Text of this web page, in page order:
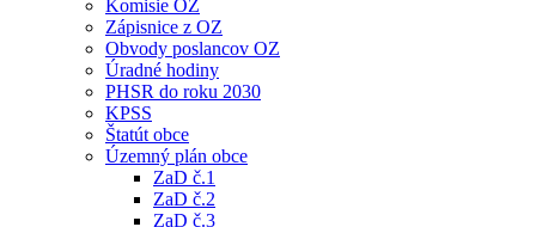
Komisie OZ
Zápisnice z OZ
Obvody poslancov OZ
Úradné hodiny
PHSR do roku 2030
KPSS
Štatút obce
Územný plán obce
ZaD č.1
ZaD č.2
ZaD č.3